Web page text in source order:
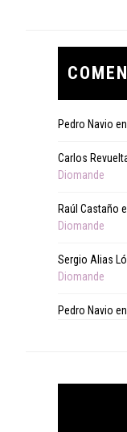
Pedro Navio en
Carlos
Diomande
Raúl Castaño
Diomande
Sergio Alias
Diomande
Pedro Navio en